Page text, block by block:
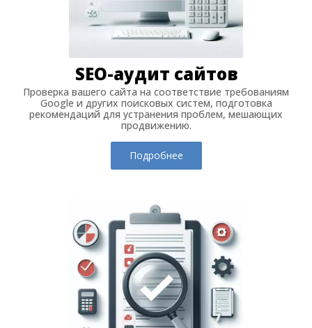
SEO-аудит сайтов
Проверка вашего сайта на соответствие требованиям
Google и других поисковых систем, подготовка
рекомендаций для устранения проблем, мешающих
продвижению.
Подробнее